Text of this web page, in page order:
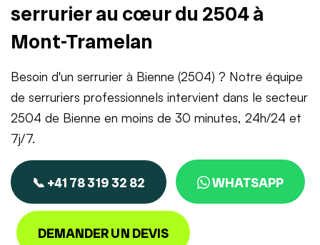
serrurier au cœur du 2504 à
Mont-Tramelan
Besoin d'un serrurier à Bienne (2504) ? Notre équipe
de serruriers professionnels intervient dans le secteur
2504 de Bienne en moins de 30 minutes, 24h/24 et
7j/7.
📞 +41 78 319 32 82 WHATSAPP
DEMANDER UN DEVIS